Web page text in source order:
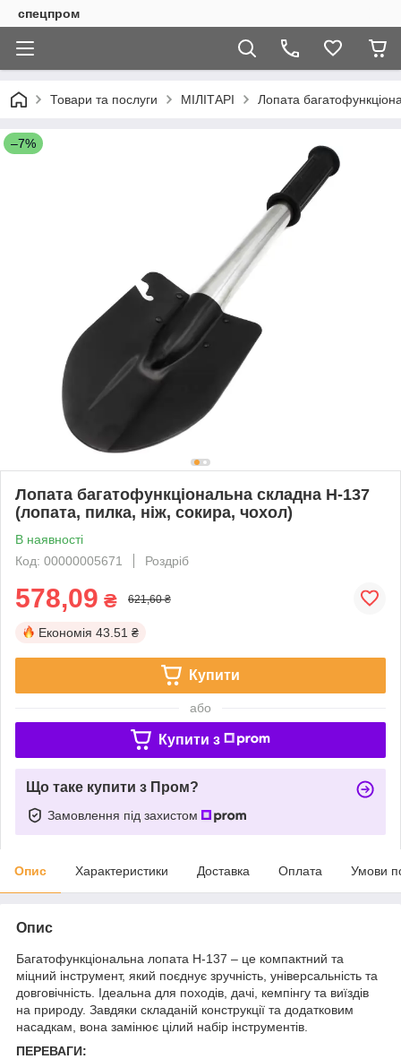
спецпром
Товари та послуги МІЛІТАРІ Лопата
–7%
Лопата багатофункціональна складна H-137
(лопата, пилка, ніж, сокира, чохол)
В наявності
Код: 00000005671
Роздріб
578,09 ₴ 621,60 ₴
Економія 43.51 ₴
Купити
або
Купити з
Що таке купити з Пром?
Замовлення під захистом
Опис Характеристики Доставка Оплата Умови
Опис
Багатофункціональна лопата H-137 – це компактний та
міцний інструмент, який поєднує зручність, універсальність та
довговічність. Ідеальна для походів, дачі, кемпінгу та виїздів
на природу. Завдяки складаній конструкції та додатковим
насадкам, вона замінює цілий набір інструментів.
ПЕРЕВАГИ: